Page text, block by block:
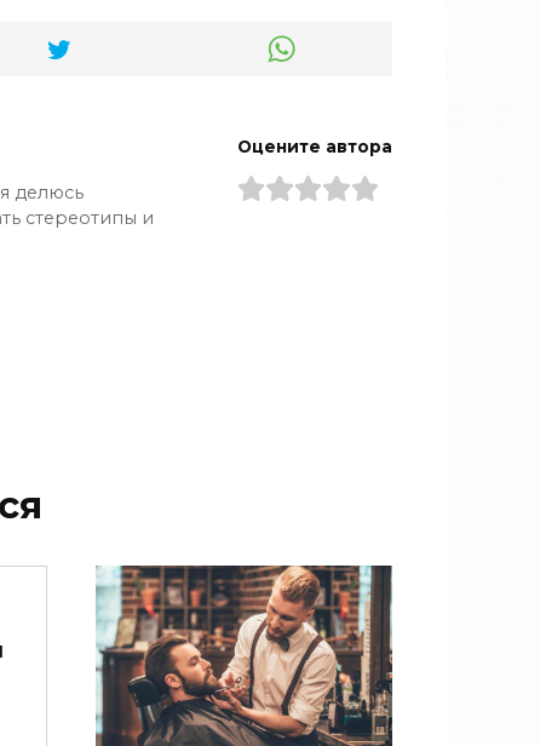
делюсь
стереотипы и
Оцените автора